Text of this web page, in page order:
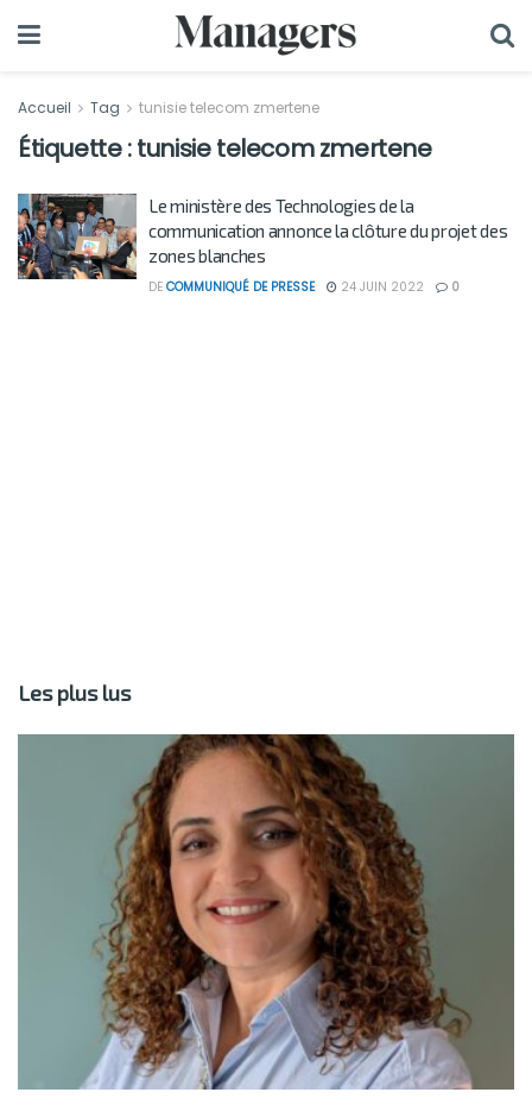
Accueil Tag tunisie telecom zmertene
Étiquette :tunisie telecom zmertene
Le ministère des Technologies de la
communication annonce la clôture du projet des
zones blanches
DE COMMUNIQUÉ DE PRESSE 24 JUIN 2022 0
Les plus lus